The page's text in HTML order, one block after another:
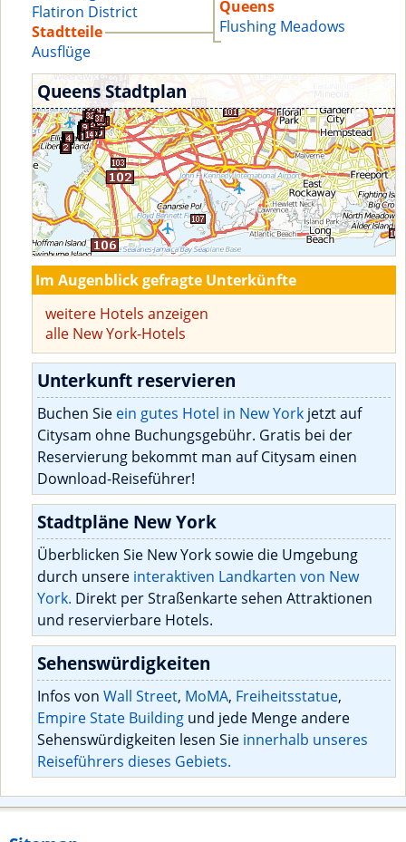
Flatiron District
Stadtteile
Ausflüge
Queens
Flushing Meadows
Queens Stadtplan
Im Augenblick gefragte Unterkünfte
weitere Hotels anzeigen
alle New York-Hotels
Unterkunft reservieren
Buchen Sie ein gutes Hotel in New York jetzt auf
Citysam ohne Buchungsgebühr. Gratis bei der
Reservierung bekommt man auf Citysam einen
Download-Reiseführer!
Stadtpläne New York
Überblicken Sie New York sowie die Umgebung
durch unsere interaktiven Landkarten von New
York. Direkt per Straßenkarte sehen Attraktionen
und reservierbare Hotels.
Sehenswürdigkeiten
Infos von Wall Street, MoMA, Freiheitsstatue,
Empire State Building und jede Menge andere
Sehenswürdigkeiten lesen Sie innerhalb unseres
Reiseführers dieses Gebiets.